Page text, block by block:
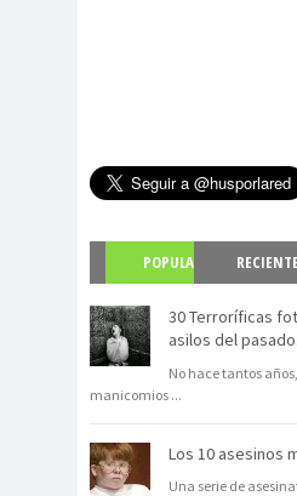
POPULA
R
30 Terroríficas
asilos del pasado.
No hace tantos
manicomios ...
Los 10 asesinos
Una serie de